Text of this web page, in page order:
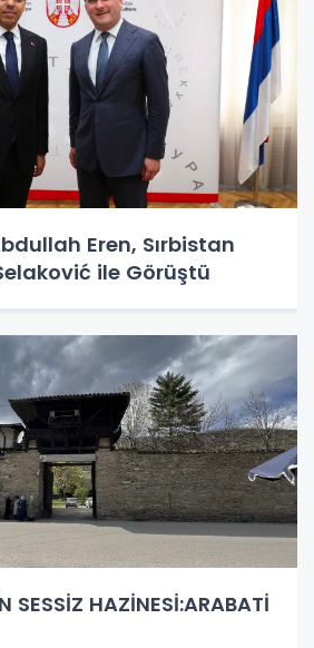
Eren, Sırbistan
ile Görüştü
SESSİZ HAZİNESİ:ARABATİ